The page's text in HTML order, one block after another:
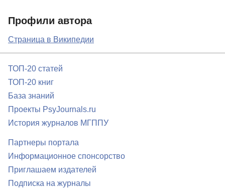
Профили автора
Страница в Википедии
ТОП-20 статей
ТОП-20 книг
База знаний
Проекты PsyJournals.ru
История журналов МГППУ
Партнеры портала
Информационное спонсорство
Приглашаем издателей
Подписка на журналы